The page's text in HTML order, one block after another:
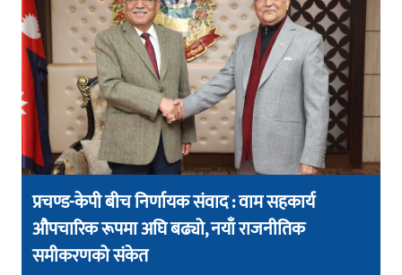
प्रचण्ड-केपी बीच निर्णायक संवाद : वाम सहकार्य
औपचारिक रूपमा अघि बढ्यो, नयाँ राजनीतिक
समीकरणको संकेत